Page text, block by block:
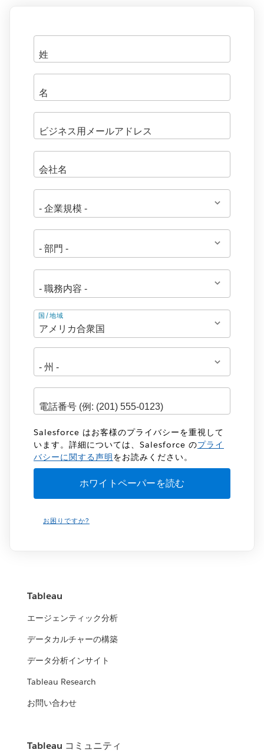
住
所
国/地域
Salesforce はお客様のプライバシーを重視して
います。詳細については、Salesforce のプライ
バシーに関する声明をお読みください。
お困りですか?
Tableau
エージェンティック分析
データカルチャーの構築
データ分析インサイト
Tableau Research
お問い合わせ
Tableau コミュニティ